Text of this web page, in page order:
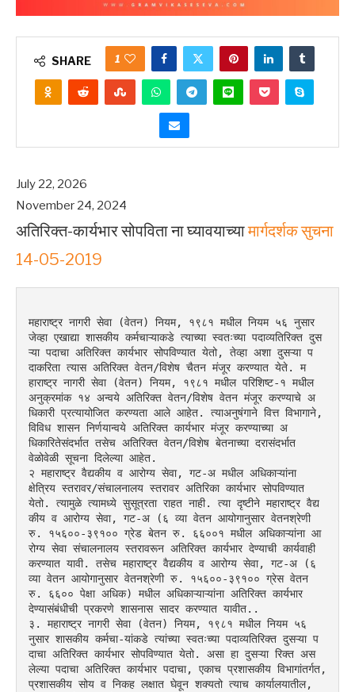
SHARE 1
July 22, 2026
November 24, 2024
अतिरिक्त-कार्यभार सोपविता ना घ्यावयाच्यामार्गदर्शक सुचना
14-05-2019
महाराष्ट्र नागरी सेवा (वेतन) नियम, १९८१ मधील नियम ५६ नुसार
जेव्हा एखाद्या शासकीय कर्मचाऱ्याकडे त्याच्या स्वतःच्या पदाव्यतिरिक्त दुस
ऱ्या पदाचा अतिरिक्त कार्यभार सोपविण्यात येतो, तेव्हा अशा दुसऱ्या प
दाकरिता त्यास अतिरिक्त वेतन/विशेष चैतन मंजूर करण्यात येते. म
हाराष्ट्र नागरी सेवा (वेतन) नियम, १९८१ मधील परिशिष्ट-१ मधील
अनुक्रमांक १४ अन्वये अतिरिक्त वेतन/विशेष वेतन मंजूर करण्याचे अ
धिकारी प्रत्यायोजित करण्यता आले आहेत. त्याअनुषंगाने वित्त विभागाने,
विविध शासन निर्णयान्वये अतिरिक्त कार्यभार मंजूर करण्याच्या अ
धिकारितेसंदर्भात तसेच अतिरिक्त वेतन/विशेष बेतनाच्या दरासंदर्भात
वेळोवेळी सूचना दिलेल्या आहेत.
२ महाराष्ट्र वैद्यकीय व आरोग्य सेवा, गट-अ मधील अधिकाऱ्यांना
क्षेत्रिय स्तरावर/संचालनालय स्तरावर अतिरिका कार्यभार सोपविण्यात
येतो. त्यामुळे त्यामध्ये सुसूत्रता राहत नाही. त्या दृष्टीने महाराष्ट्र वैद्य
कीय व आरोग्य सेवा, गट-अ (६ व्या वेतन आयोगानुसार वेतनश्रेणी
रु. १५६००-३९१०० ग्रेड बेतन रु. ६६००१ मधील अधिकाऱ्यांना आ
रोग्य सेवा संचालनालय स्तरावरून अतिरिक्त कार्यभार देण्याची कार्यवाही
करण्यात यावी. तसेच महाराष्ट्र वैद्यकीय व आरोग्य सेवा, गट-अ (६
व्या वेतन आयोगानुसार वेतनश्रेणी रु. १५६००-३९१०० ग्रेस वेतन
रु. ६६०० पेक्षा अधिक) मधील अधिकाऱ्याऱ्यांना अतिरिक्त कार्यभार
देण्यासंबंधीची प्रकरणे शासनास सादर करण्यात यावीत..
३. महाराष्ट्र नागरी सेवा (वेतन) नियम, १९८१ मधील नियम ५६
नुसार शासकीय कर्मचा-यांकडे त्यांच्या स्वतःच्या पदाव्यतिरिक्त दुसऱ्या प
दाचा अतिरिक्त कार्यभार सोपविण्यात येतो. असा हा दुसऱ्या रिक्त अस
लेल्या पदाचा अतिरिक्त कार्यभार पदाचा, एकाच प्रशासकीय विभागांतर्गत,
प्रशासकीय सोय व निकह लक्षात घेवून शक्यतो त्याच कार्यालयातील,